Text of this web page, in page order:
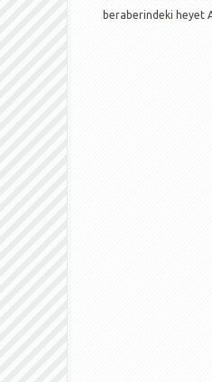
beraberindeki heyet